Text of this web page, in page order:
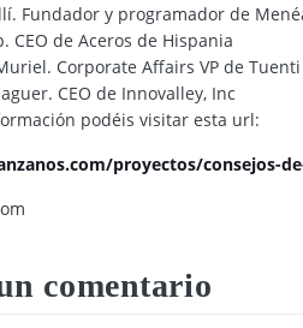
Fundador y programador de
CEO de Aceros de Hispania
Corporate Affairs VP de Tuenti
CEO de Innovalley, Inc
podéis visitar esta url:
proyectos/consejos-
comentario